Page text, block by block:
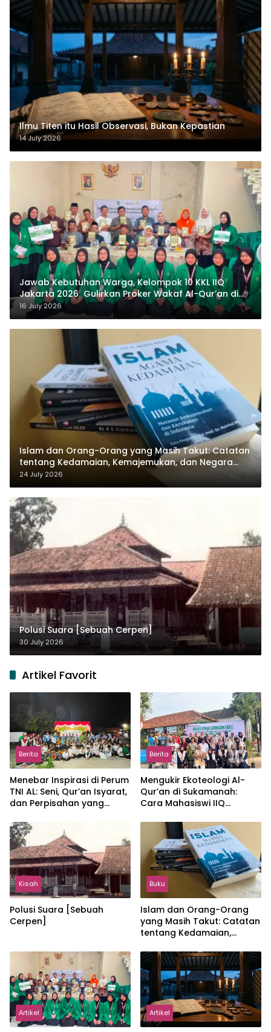
Ilmu Titen itu Hasil Observasi, Bukan Kepastian
14 July 2026
Jawab Kebutuhan Warga, Kelompok 10 KKL IIQ
Jakarta 2026 Gulirkan Proker Wakaf Al-Qur’an di
Sukamanah
16 July 2026
Islam dan Orang-Orang yang Masih Takut: Catatan
tentang Kedamaian, Kemajemukan, dan Negara
dalam Pemikiran Masykuri Abdillah
24 July 2026
Polusi Suara [Sebuah Cerpen]
30 July 2026
Artikel Favorit
Berita
Menebar Inspirasi di Perum
TNI AL: Seni, Qur’an Isyarat,
dan Perpisahan yang
Berita
Mengukir Ekoteologi Al-
Qur’an di Sukamanah:
Cara Mahasiswi IIQ
Jonggol
Kisah
Polusi Suara [Sebuah
Cerpen]
Buku
Islam dan Orang-Orang
yang Masih Takut: Catatan
tentang Kedamaian,
dalam Pemikiran Masykuri
Abdillah
Artikel Artikel